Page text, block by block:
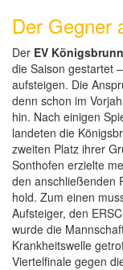
Der Gegner
Der EV Königsbrunn
die Saison gestartet
aufsteigen. Die
denn schon im
hin. Nach einigen
landeten die
zweiten Platz ihrer
Sonthofen erzielte
den anschließenden
hold. Zum einen
Aufsteiger, den
wurde die
Krankheitswelle
Viertelfinale gegen